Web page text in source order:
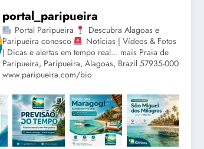
portal_paripueira
Portal Paripueira
Descubra Alagoas e
Paripueira conosco
Notícias | Vídeos & Fotos
| Dicas e alertas em tempo real... mais Praia de
Paripueira, Paripueira, Alagoas, Brazil 57935-000
www.paripueira.com/bio